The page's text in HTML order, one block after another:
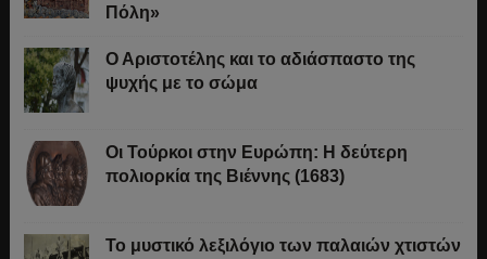
Πόλη»
Ο Αριστοτέλης και το αδιάσπαστο της
ψυχής με το σώμα
Οι Τούρκοι στην Ευρώπη: Η δεύτερη
πολιορκία της Βιέννης (1683)
Το μυστικό λεξιλόγιο των παλαιών χτιστών